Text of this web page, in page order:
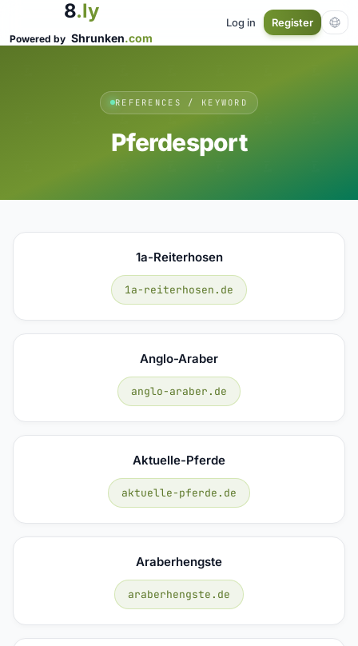
8.ly
Powered by Shrunken.com
Log in Register
REFERENCES / KEYWORD
Pferdesport
1a-Reiterhosen
1a-reiterhosen.de
Anglo-Araber
anglo-araber.de
Aktuelle-Pferde
aktuelle-pferde.de
Araberhengste
araberhengste.de